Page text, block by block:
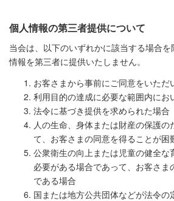
個人情報の第三者提供について
当会は、以下のいずれかに該当する場合
情報を第三者に提供いたしません。
お客さまから事前にご同意をいただ
利用目的の達成に必要な範囲内にお
法令に基づき提供を求められた場合
人の生命、身体または財産の保護の
て、お客さまの同意を得ることが困
公衆衛生の向上または児童の健全な
必要がある場合であって、お客さ
である場合
国または地方公共団体などが法令の